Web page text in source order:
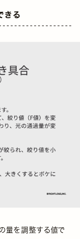
きる
量を調整する値で